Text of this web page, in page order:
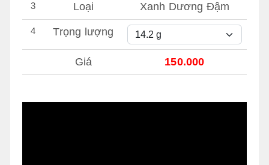
3 Loại Xanh Dương Đậm
4 Trọng lượng
Giá 150.000